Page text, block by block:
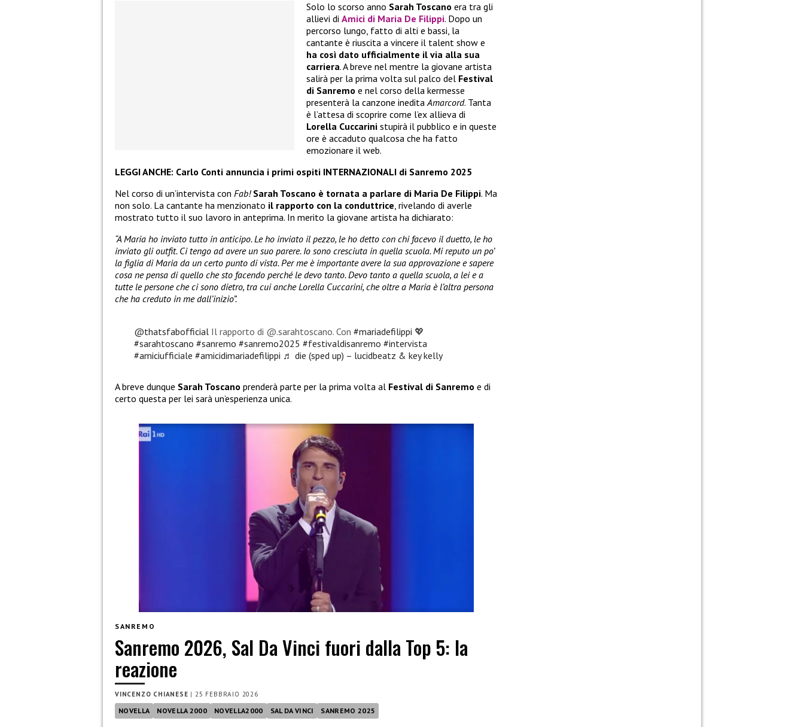
Solo lo scorso anno Sarah Toscano era tra gli
allievi di Amici di Maria De Filippi. Dopo un
percorso lungo, fatto di alti e bassi, la
cantante è riuscita a vincere il talent show e
ha così dato ufficialmente il via alla sua
carriera. A breve nel mentre la giovane artista
salirà per la prima volta sul palco del Festival
di Sanremo e nel corso della kermesse
presenterà la canzone ineditaAmarcord. Tanta
è l’attesa di scoprire come l’ex allieva di
Lorella Cuccarini stupirà il pubblico e in queste
ore è accaduto qualcosa che ha fatto
emozionare il web.
LEGGI ANCHE: Carlo Conti annuncia i primi ospiti INTERNAZIONALI di Sanremo 2025
Nel corso di un’intervista con Fab! Sarah Toscano è tornata a parlare di Maria De Filippi. Ma
non solo. La cantante ha menzionato il rapporto con la conduttrice, rivelando di averle
mostrato tutto il suo lavoro in anteprima. In merito la giovane artista ha dichiarato:
“A Maria ho inviato tutto in anticipo. Le ho inviato il pezzo, le ho detto con chi facevo il duetto, le ho
inviato gli outfit. Ci tengo ad avere un suo parere. Io sono cresciuta in quella scuola. Mi reputo un po’
la figlia di Maria da un certo punto di vista. Per me è importante avere la sua approvazione e sapere
cosa ne pensa di quello che sto facendo perché le devo tanto. Devo tanto a quella scuola, a lei e a
tutte le persone che ci sono dietro, tra cui anche Lorella Cuccarini, che oltre a Maria è l’altra persona
che ha creduto in me dall’inizio”.
@thatsfabofficial Il rapporto di @.sarahtoscano. Con #mariadefilippi 💖
#sarahtoscano #sanremo #sanremo2025 #festivaldisanremo #intervista
#amiciufficiale #amicidimariadefilippi ♬ die (sped up) – lucidbeatz & key kelly
A breve dunque Sarah Toscano prenderà parte per la prima volta al Festival di Sanremo e di
certo questa per lei sarà un’esperienza unica.
SANREMO
Sanremo 2026, Sal Da Vinci fuori dalla Top 5: la
reazione
VINCENZO CHIANESE | 25 FEBBRAIO 2026
NOVELLA NOVELLA 2000 NOVELLA2000 SAL DA VINCI SANREMO 2025